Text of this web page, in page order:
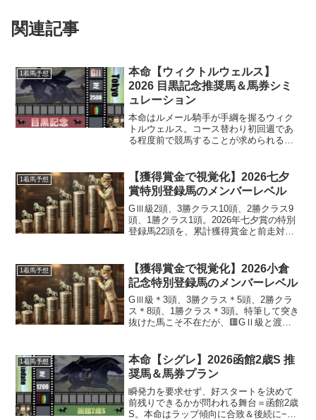
関連記事
1着馬予想
本命【ウィクトルウェルス】
2026 目黒記念推奨馬＆馬券シミ
ュレーション
本命はルメール騎手が手綱を握るウィク
トルウェルス。コース替わり初回週であ
る程度前で競馬することが求められる舞
6番手以内なのは立派❗️対抗以下は《9》キ
ングスコール...
1着馬予想
【獲得賞金で視覚化】2026七夕
賞特別登録馬のメンバーレベル
GⅢ級2頭、3勝クラス10頭、2勝クラス9
頭、1勝クラス1頭。2026年七夕賞の特別
登録馬22頭を、累計獲得賞金と前走対戦
視化します。まずは直近推奨成績発表の
コーナー...
1着馬予想
【獲得賞金で視覚化】2026小倉
記念特別登録馬のメンバーレベル
GⅢ級＊3頭、3勝クラス＊5頭、2勝クラ
ス＊8頭、1勝クラス＊3頭。特筆して突き
抜けた馬こそ不在だが、🟥GⅡ級と渡り
小倉日経賞で格上のシルトホルンから逃
げ切ったレーゼド...
1着馬予想
本命【シグレ】2026函館2歳S 推
奨馬＆馬券プラン
瞬発力を要求せず、好スタートを決めて
前残りできるかが問われる舞台＝函館2歳
S。本命はラップ傾向に合致＆後続に−1.0